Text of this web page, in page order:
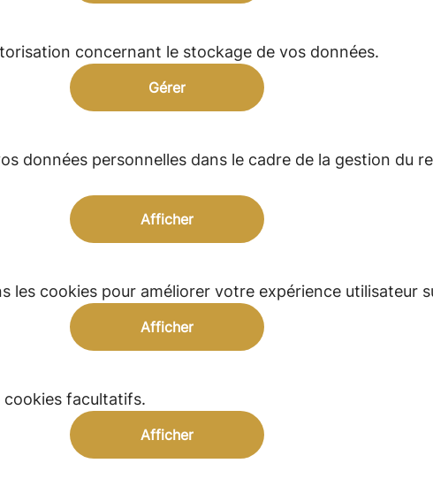
concernant le stockage de vos données.
Gérer
données personnelles dans le cadre de la gestion du
Afficher
cookies pour améliorer votre expérience utilisateur
Afficher
facultatifs.
Afficher